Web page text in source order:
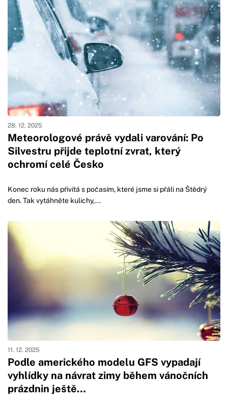
Meteorologové právě vydali varování: Po
Silvestru přijde teplotní zvrat, který
ochromí celé Česko
28. 12. 2025
Konec roku nás přivítá s počasím, které jsme si přáli na Štědrý
den. Tak vytáhněte kulichy,...
Podle amerického modelu GFS vypadají
vyhlídky na návrat zimy během vánočních
prázdnin ještě…
11. 12. 2025